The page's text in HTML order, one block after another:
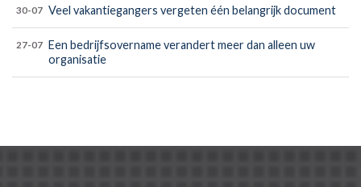
30-07 Veel vakantiegangers vergeten één belangrijk document
27-07 Een bedrijfsovername verandert meer dan alleen uw
organisatie